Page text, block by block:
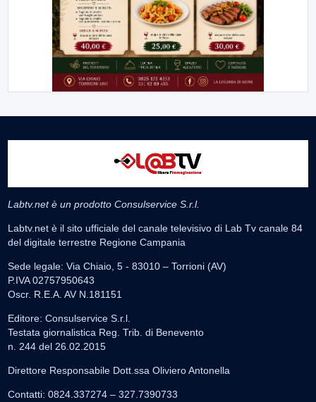
Labtv.net è un prodotto Consulservice S.r.l.
Labtv.net è il sito ufficiale del canale televisivo di Lab Tv canale 84
del digitale terrestre Regione Campania
Sede legale: Via Chiaio, 5 - 83010 – Torrioni (AV)
P.IVA 02757950643
Oscr. R.E.A. AV N.181151
Editore: Consulservice S.r.l.
Testata giornalistica Reg. Trib. di Benevento
n. 244 del 26.02.2015
Direttore Responsabile Dott.ssa Oliviero Antonella
Contatti: 0824.337274 – 327.7390733